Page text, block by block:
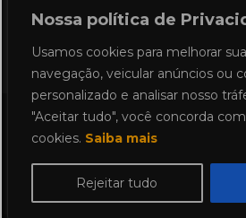
Nossa política de
Usamos cookies para melhorar
navegação, veicular anúncios ou
personalizado e analisar nosso
"Aceitar tudo", você concorda
cookies. Saiba mais
Rejeitar tudo
Contato
Todos os direitos
Allure News by